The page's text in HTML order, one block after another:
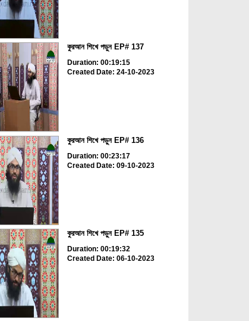
কুরআন শিখে পড়ুন EP# 137
Duration: 00:19:15
Created Date: 24-10-2023
কুরআন শিখে পড়ুন EP# 136
Duration: 00:23:17
Created Date: 09-10-2023
কুরআন শিখে পড়ুন EP# 135
Duration: 00:19:32
Created Date: 06-10-2023